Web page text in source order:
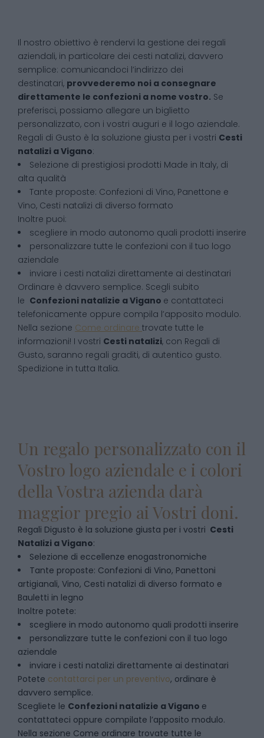
Il nostro obiettivo è rendervi la gestione dei regali
aziendali, in particolare dei cesti natalizi, davvero
semplice: comunicandoci l’indirizzo dei
destinatari, provvederemo noi a consegnare
direttamente le confezioni a nome vostro. Se
preferisci, possiamo allegare un biglietto
personalizzato, con i vostri auguri e il logo aziendale.
Regali di Gusto è la soluzione giusta per i vostri Cesti
natalizi aVigano:
Selezione di prestigiosi prodotti Made in Italy, di
alta qualità
Tante proposte: Confezioni di Vino, Panettone e
Vino, Cesti natalizi di diverso formato
Inoltre puoi:
scegliere in modo autonomo quali prodotti inserire
personalizzare tutte le confezioni con il tuo logo
aziendale
inviare i cesti natalizi direttamente ai destinatari
Ordinare è davvero semplice. Scegli subito
le Confezioni natalizie aVigano e contattateci
telefonicamente oppure compila l’apposito modulo.
Nella sezione Come ordinare trovate tutte le
informazioni! I vostri Cesti natalizi, con Regali di
Gusto, saranno regali graditi, di autentico gusto.
Spedizione in tutta Italia.
Un regalo personalizzato con il
Vostro logo aziendale e i colori
della Vostra azienda darà
maggior pregio ai Vostri doni.
Regali Digusto è la soluzione giusta per i vostri Cesti
Natalizi aVigano:
Selezione di eccellenze enogastronomiche
Tante proposte: Confezioni di Vino, Panettoni
artigianali, Vino, Cesti natalizi di diverso formato e
Bauletti in legno
Inoltre potete:
scegliere in modo autonomo quali prodotti inserire
personalizzare tutte le confezioni con il tuo logo
aziendale
inviare i cesti natalizi direttamente ai destinatari
Potete contattarci per un preventivo, ordinare è
davvero semplice.
Scegliete le Confezioni natalizie aVigano e
contattateci oppure compilate l’apposito modulo.
Nella sezione Come ordinare trovate tutte le